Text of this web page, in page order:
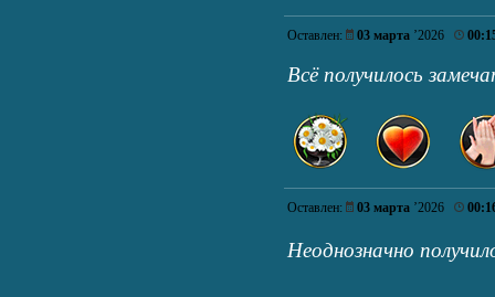
Оставлен: 03 марта ’2026
Всё получилось
Оставлен: 03 марта ’2026
Неоднозначно